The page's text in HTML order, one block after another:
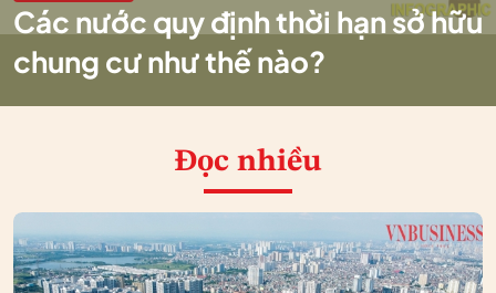
Các nước quy định thời hạn sở hữu
chung cư như thế nào?
Đọc nhiều